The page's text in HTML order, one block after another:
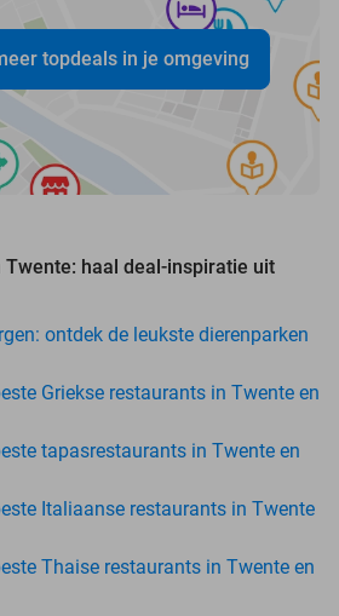
topdeals in je omgeving
haal deal-inspiratie uit
ontdek de leukste dierenparken
Griekse restaurants in Twente en
tapasrestaurants in Twente en
Italiaanse restaurants in Twente
Thaise restaurants in Twente en